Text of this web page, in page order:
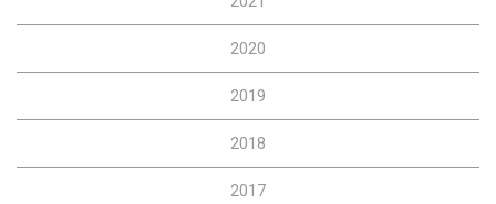
2020
2019
2018
2017